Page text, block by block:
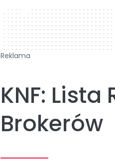
728 x 90
Reklama
KNF:
Brokerów